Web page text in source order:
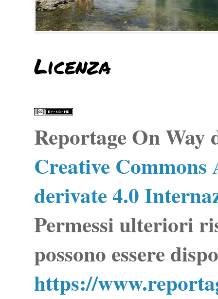
Licenza
Reportage On Way
Creative
derivate 4.0
Permessi ulteriori
possono essere
https://